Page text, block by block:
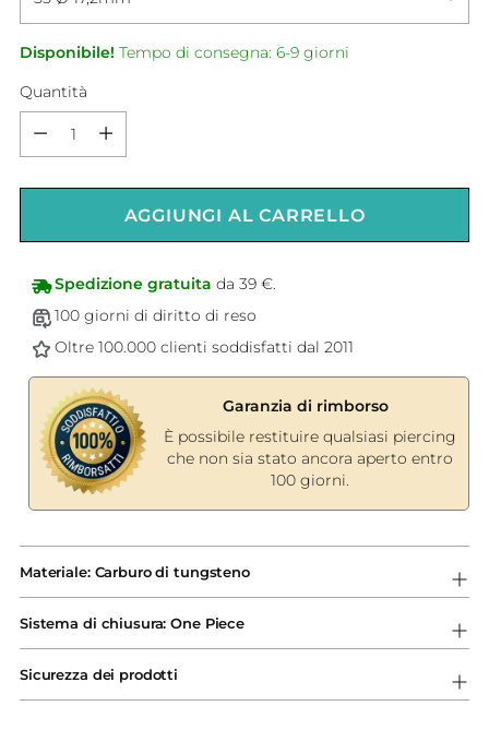
Disponibile! Tempo di consegna: 6-9 giorni
Quantità
AGGIUNGI AL CARRELLO
Spedizione gratuita da 39 €.
100 giorni di diritto di reso
Oltre 100.000 clienti soddisfatti dal 2011
Garanzia di rimborso
È possibile restituire qualsiasi piercing
che non sia stato ancora aperto entro
100 giorni.
prodotto
al
carrello...
Materiale: Carburo di tungsteno
Sistema di chiusura: One Piece
Sicurezza dei prodotti